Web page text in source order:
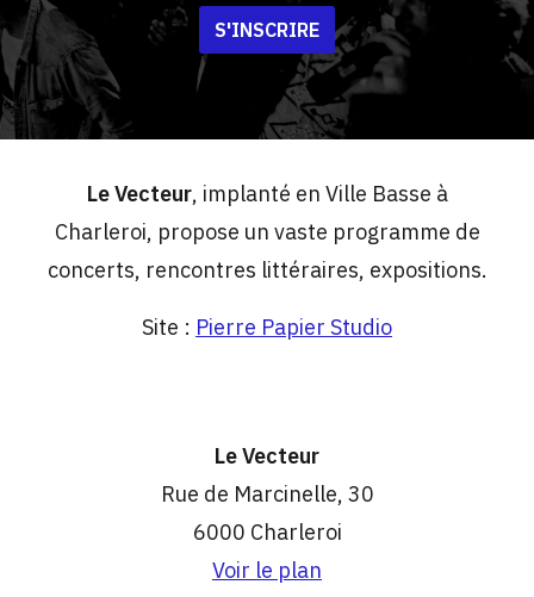
S'INSCRIRE
Le Vecteur, implanté en Ville Basse à
Charleroi, propose un vaste programme de
concerts, rencontres littéraires, expositions.
Site : Pierre Papier Studio
Le Vecteur
Rue de Marcinelle, 30
6000 Charleroi
Voir le plan